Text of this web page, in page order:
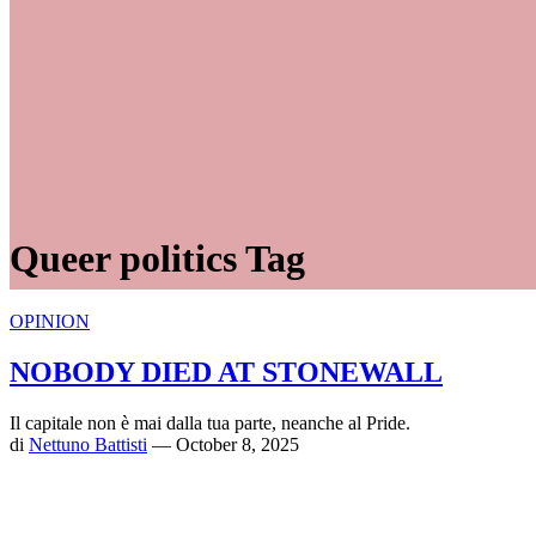
Queer politics Tag
OPINION
NOBODY DIED AT STONEWALL
Il capitale non è mai dalla tua parte, neanche al Pride.
di Nettuno Battisti — October 8, 2025